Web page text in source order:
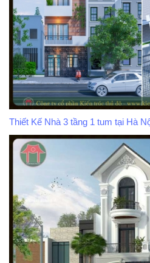
Thiết Kế Nhà 3 tầng 1 tum tại Hà